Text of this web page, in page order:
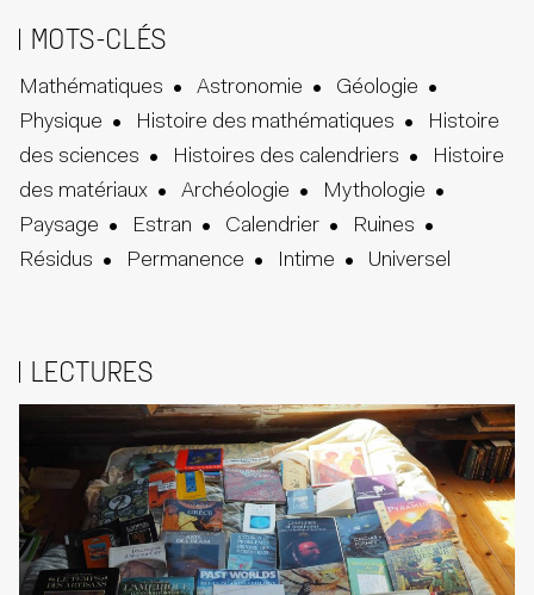
MOTS-CLÉS
Mathématiques Astronomie
Géologie
Physique
Histoire des mathématiques
Histoire
des sciences
Histoires des calendriers
Histoire
des matériaux
Archéologie
Mythologie
Paysage
Estran Calendrier
Ruines
Résidus
Permanence Intime Universel
LECTURES